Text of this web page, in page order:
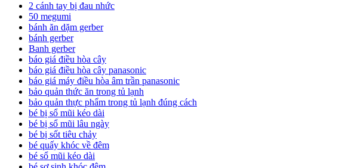
2 cánh tay bị đau nhức
50 megumi
bánh ăn dặm gerber
bánh gerber
Banh gerber
báo giá điều hòa cây
báo giá điều hòa cây panasonic
báo giá máy điều hòa âm trần panasonic
bảo quản thức ăn trong tủ lạnh
bảo quản thực phẩm trong tủ lạnh đúng cách
bé bị sổ mũi kéo dài
bé bị sổ mũi lâu ngày
bé bị sốt tiêu chảy
bé quấy khóc về đêm
bé sổ mũi kéo dài